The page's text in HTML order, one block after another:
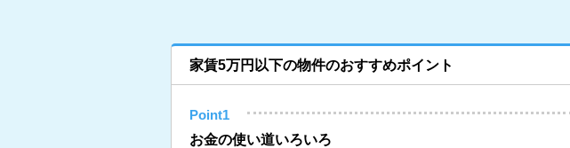
家賃5万円以下の物件のおすすめポイント
Point1
お金の使い道いろいろ